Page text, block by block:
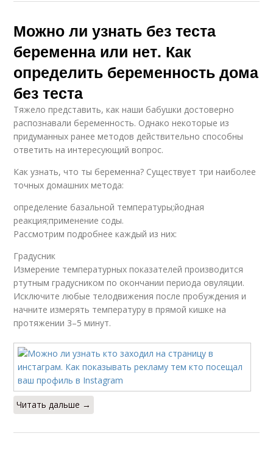
Можно ли узнать без теста
беременна или нет. Как
определить беременность дома
без теста
Тяжело представить, как наши бабушки достоверно
распознавали беременность. Однако некоторые из
придуманных ранее методов действительно способны
ответить на интересующий вопрос.
Как узнать, что ты беременна? Существует три наиболее
точных домашних метода:
определение базальной температуры;йодная
реакция;применение соды.
Рассмотрим подробнее каждый из них:
Градусник
Измерение температурных показателей производится
ртутным градусником по окончании периода овуляции.
Исключите любые телодвижения после пробуждения и
начните измерять температуру в прямой кишке на
протяжении 3–5 минут.
Читать дальше →